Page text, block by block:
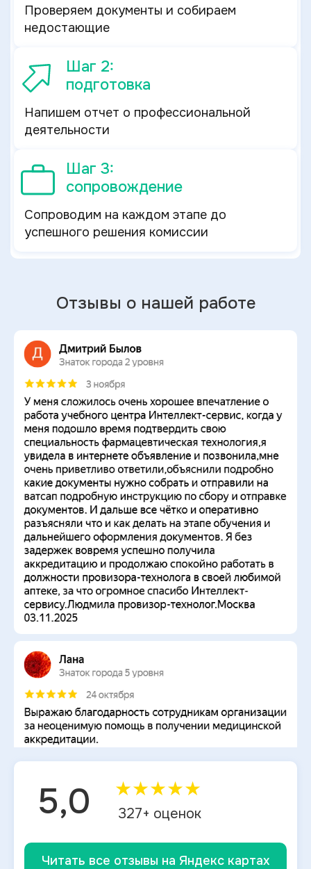
Проверяем документы и собираем
недостающие
Шаг 2:
подготовка
Напишем отчет о профессиональной
деятельности
Шаг 3:
сопровождение
Сопроводим на каждом этапе до
успешного решения комиссии
Отзывы о нашей работе
5,0 ★★★★★
327+ оценок
Читать все отзывы на Яндекс картах